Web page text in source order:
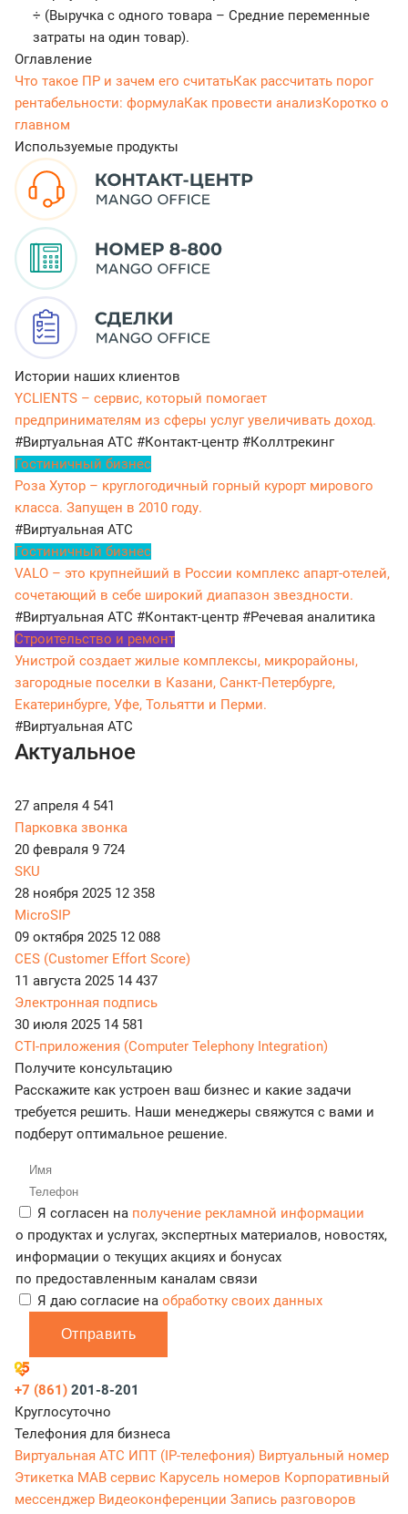
÷ (Выручка с одного товара – Средние переменные
затраты на один товар).
Оглавление
Что такое ПР и зачем его считатьКак рассчитать порог
рентабельности: формулаКак провести анализКоротко о
главном
Используемые продукты
Истории наших клиентов
YCLIENTS – сервис, который помогает
предпринимателям из сферы услуг увеличивать доход.
#Виртуальная АТС #Контакт-центр #Коллтрекинг
Гостиничный бизнес
Роза Хутор – круглогодичный горный курорт мирового
класса. Запущен в 2010 году.
#Виртуальная АТС
Гостиничный бизнес
VALO – это крупнейший в России комплекс апарт-отелей,
сочетающий в себе широкий диапазон звездности.
#Виртуальная АТС #Контакт-центр #Речевая аналитика
Строительство и ремонт
Унистрой создает жилые комплексы, микрорайоны,
загородные поселки в Казани, Санкт-Петербурге,
Екатеринбурге, Уфе, Тольятти и Перми.
#Виртуальная АТС
Актуальное
27 апреля 4 541
Парковка звонка
20 февраля 9 724
SKU
28 ноября 2025 12 358
MicroSIP
09 октября 2025 12 088
CES (Customer Effort Score)
11 августа 2025 14 437
Электронная подпись
30 июля 2025 14 581
CTI-приложения (Computer Telephony Integration)
Получите консультацию
Расскажите как устроен ваш бизнес и какие задачи
требуется решить. Наши менеджеры свяжутся с вами и
подберут оптимальное решение.
Я согласен на получение рекламной информации
о продуктах и услугах, экспертных материалов, новостях,
информации о текущих акциях и бонусах
по предоставленным каналам связи
Я даю согласие на обработку своих данных
Отправить
+7 (861) 201-8-201
Круглосуточно
Телефония для бизнеса
Виртуальная АТС ИПТ (IP-телефония) Виртуальный номер
Этикетка МАВ сервис Карусель номеров Корпоративный
мессенджер Видеоконференции Запись разговоров